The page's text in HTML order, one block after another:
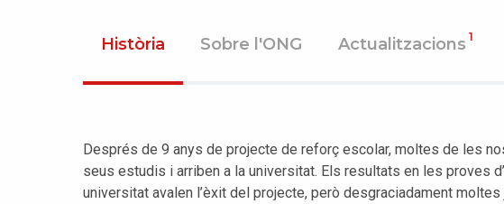
Història Sobre l'ONG Actualitzacions 1
Després de 9 anys de projecte de reforç escolar, moltes de les
seus estudis i arriben a la universitat. Els resultats en les proves
universitat avalen l’èxit del projecte, però desgraciadament